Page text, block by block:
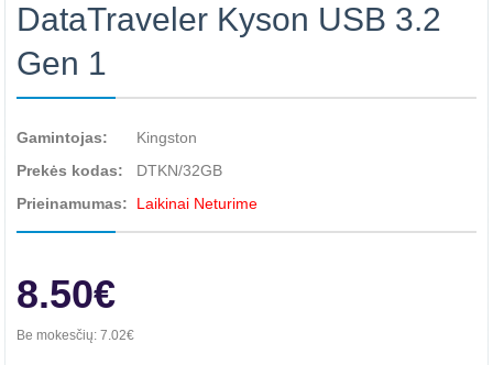
DataTraveler Kyson USB 3.2
Gen 1
Gamintojas:
Kingston
Prekės kodas:
DTKN/32GB
Prieinamumas:
Laikinai Neturime
8.50€
Be mokesčių: 7.02€